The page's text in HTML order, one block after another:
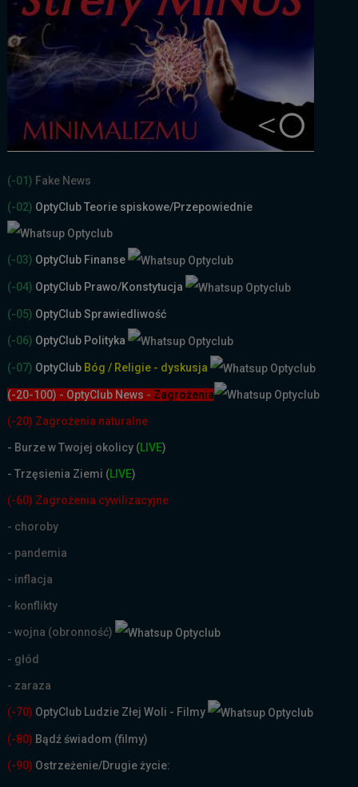
(-01) Fake News
(-02) OptyClub Teorie spiskowe/Przepowiednie
(-03) OptyClub Finanse
(-04) OptyClub Prawo/Konstytucja
(-05) OptyClub Sprawiedliwość
(-06) OptyClub Polityka
(-07) OptyClub Bóg / Religie - dyskusja
(-20-100) - OptyClub News - Zagrożenia
(-20) Zagrożenia naturalne
- Burze w Twojej okolicy (LIVE)
- Trzęsienia Ziemi (LIVE)
(-60) Zagrożenia cywilizacyjne
- choroby
- pandemia
- inflacja
- konflikty
- wojna (obronność)
- głód
- zaraza
(-70) OptyClub Ludzie Złej Woli - Filmy
(-80) Bądź świadom (filmy)
(-90) Ostrzeżenie/Drugie życie: